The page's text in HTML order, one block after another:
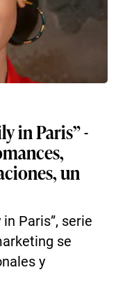
in Paris” -
un
Paris”, serie
se
y